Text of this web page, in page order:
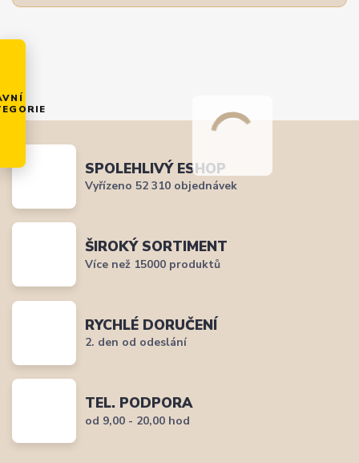
SPOLEHLIVÝ ESHOP
Vyřízeno 52 310 objednávek
ŠIROKÝ SORTIMENT
Více než 15000 produktů
RYCHLÉ DORUČENÍ
2. den od odeslání
TEL. PODPORA
od 9,00 - 20,00 hod